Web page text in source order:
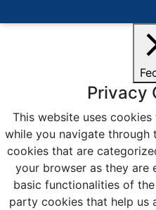
Privacy
This website uses
while you navigate through
cookies that are
your browser as they are
basic functionalities of
party cookies that help us